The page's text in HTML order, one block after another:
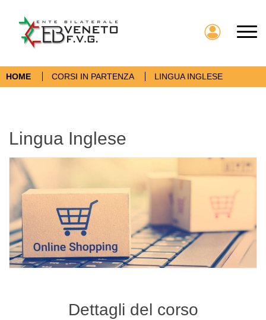
HOME CORSI IN PARTENZA LINGUA INGLESE
Lingua Inglese
Dettagli del corso